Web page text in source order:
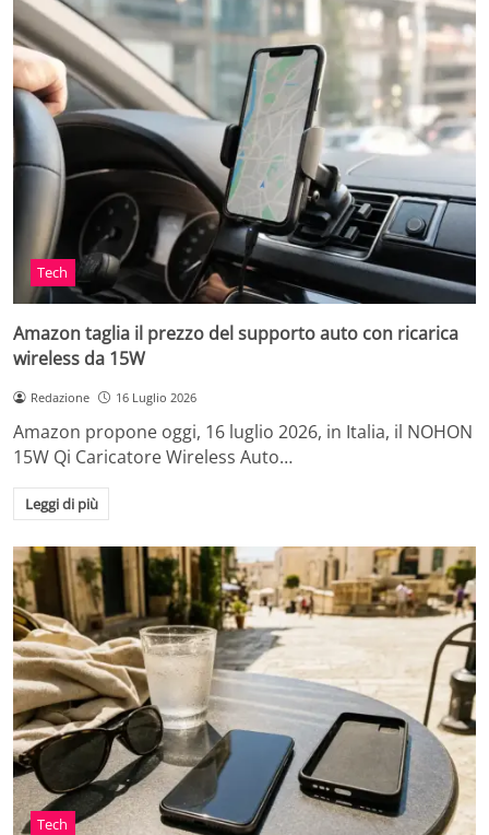
Tech
Amazon taglia il prezzo del supporto auto con ricarica
wireless da 15W
Redazione 16 Luglio 2026
Amazon propone oggi, 16 luglio 2026, in Italia, il NOHON
15W Qi Caricatore Wireless Auto…
Leggi di più
Tech